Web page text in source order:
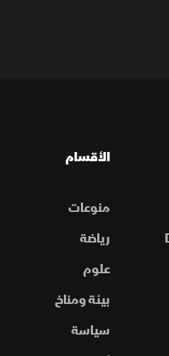
الأقسام
منوعات
رياضة
علوم
بيئة ومناخ
سياسة